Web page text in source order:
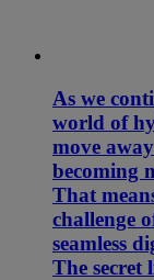
As we
world of
move
becoming
That
challenge
seamless
The secret